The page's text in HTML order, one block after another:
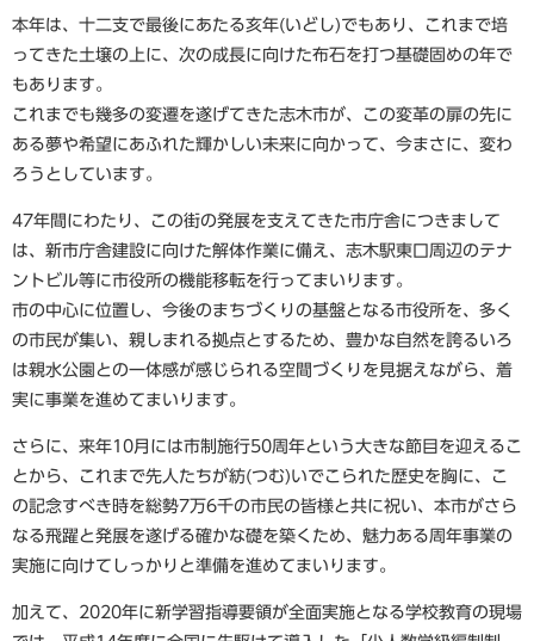
本年は、十二支で最後にあたる亥年(いどし)でもあり、これまで培
ってきた土壌の上に、次の成長に向けた布石を打つ基礎固めの年で
もあります。
これまでも幾多の変遷を遂げてきた志木市が、この変革の扉の先に
ある夢や希望にあふれた輝かしい未来に向かって、今まさに、変わ
ろうとしています。
47年間にわたり、この街の発展を支えてきた市庁舎につきまして
は、新市庁舎建設に向けた解体作業に備え、志木駅東口周辺のテナ
ントビル等に市役所の機能移転を行ってまいります。
市の中心に位置し、今後のまちづくりの基盤となる市役所を、多く
の市民が集い、親しまれる拠点とするため、豊かな自然を誇るいろ
は親水公園との一体感が感じられる空間づくりを見据えながら、着
実に事業を進めてまいります。
さらに、来年10月には市制施行50周年という大きな節目を迎えるこ
とから、これまで先人たちが紡(つむ)いでこられた歴史を胸に、こ
の記念すべき時を総勢7万6千の市民の皆様と共に祝い、本市がさら
なる飛躍と発展を遂げる確かな礎を築くため、魅力ある周年事業の
実施に向けてしっかりと準備を進めてまいります。
加えて、2020年に新学習指導要領が全面実施となる学校教育の現場